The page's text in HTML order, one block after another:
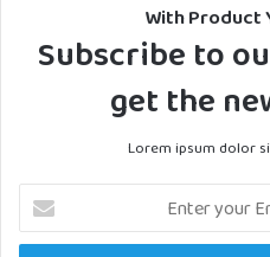
With Product
Subscribe to
get the
Lorem ipsum dolor
Enter
your
Email